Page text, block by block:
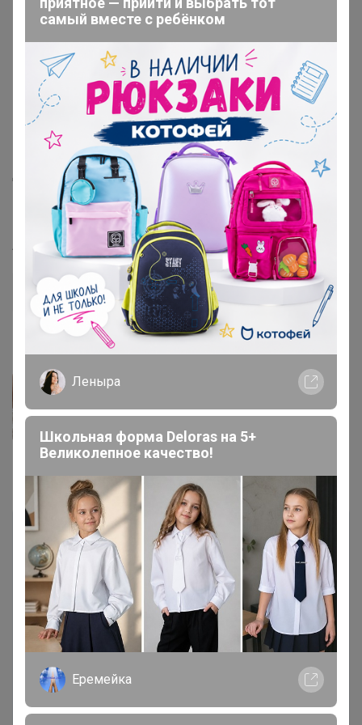
Не стирать.
Не сушить в стиральной машине.
Не гладить.
Не подвергать химической чистке.
Протирать влажной тканью.
Размеры товара
Длина: 65 см
Глубина: 22 см
Высота: 65 см
Артикул 901.877.53
Дополнительная информация
Фотографии покупателей 3
Комментарии 5
Чтобы написать комментарий необходимо
авторизоваться на сайте!
Это займет меньше минуты
самый вместе с ребёнком
Леныра
Школьная форма Deloras на 5+
Великолепное качество!
Еремейка